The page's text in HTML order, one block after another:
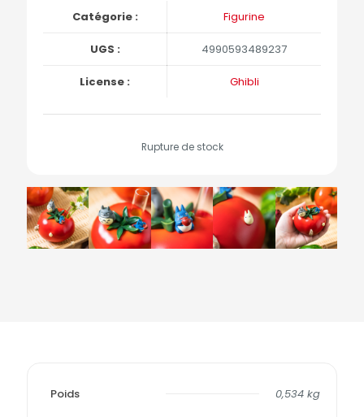
Catégorie : Figurine
UGS : 4990593489237
License : Ghibli
Rupture de stock
Poids
0,534 kg